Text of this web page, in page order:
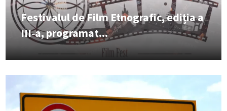
Festivalul de Film Etnografic, ediția a
III‑a, programat...